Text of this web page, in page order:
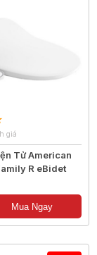
giá
Tử American
R eBidet
Mua Ngay